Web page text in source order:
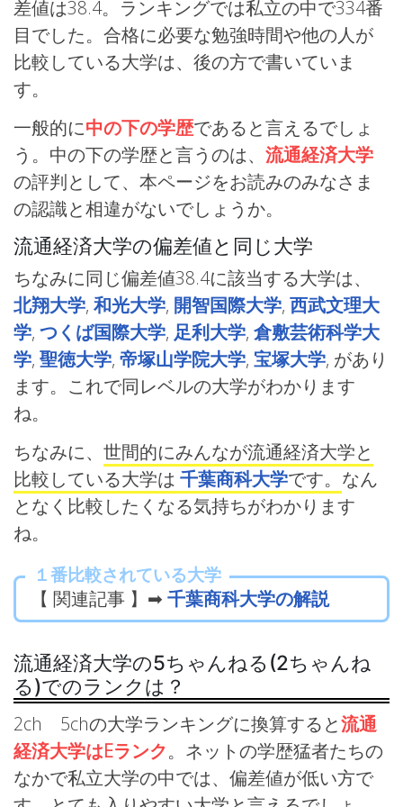
差値は38.4。ランキングでは私立の中で334番
目でした。合格に必要な勉強時間や他の人が
比較している大学は、後の方で書いていま
す。
一般的に中の下の学歴であると言えるでしょ
う。中の下の学歴と言うのは、 流通経済大学
の評判として、本ページをお読みのみなさま
の認識と相違がないでしょうか。
流通経済大学の偏差値と同じ大学
ちなみに同じ偏差値38.4に該当する大学は、
北翔大学, 和光大学, 開智国際大学, 西武文理大
学, つくば国際大学, 足利大学, 倉敷芸術科学大
学, 聖徳大学, 帝塚山学院大学, 宝塚大学, があり
ます。これで同レベルの大学がわかります
ね。
ちなみに、 世間的にみんなが流通経済大学と
比較している大学は 千葉商科大学です。 なん
となく比較したくなる気持ちがわかります
ね。
１番比較されている大学
【 関連記事 】➡ 千葉商科大学の解説
流通経済大学の5ちゃんねる(2ちゃんね
る)でのランクは？
2ch 5chの大学ランキングに換算すると流通
経済大学はEランク。ネットの学歴猛者たちの
なかで私立大学の中では、偏差値が低い方で